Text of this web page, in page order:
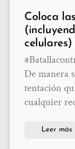
Coloca
De manera
tentación
cualquier
Leer más